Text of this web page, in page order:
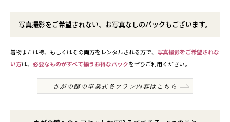
写真撮影をご希望されない、お写真なしのパックもございます。
着物または袴、もしくはその両方をレンタルされる方で、 写真撮影をご希望されな
い方は、 必要なものがすべて揃うお得なパックをぜひご利用ください。
さがの館の卒業式各プラン内容はこちら